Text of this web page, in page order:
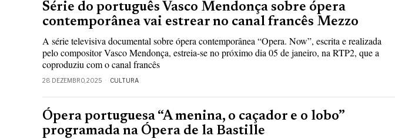
Série do português Vasco Mendonça sobre ópera
contemporânea vai estrear no canal francês Mezzo
A série televisiva documental sobre ópera contemporânea “Opera. Now”, escrita e realizada
pelo compositor Vasco Mendonça, estreia-se no próximo dia 05 de janeiro, na RTP2, que a
coproduziu com o canal francês
28 DEZEMBRO, 2025 CULTURA
Ópera portuguesa “A menina, o caçador e o lobo”
programada na Ópera de la Bastille